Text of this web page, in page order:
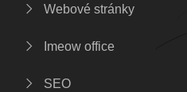
Webové stránky
Imeow office
SEO